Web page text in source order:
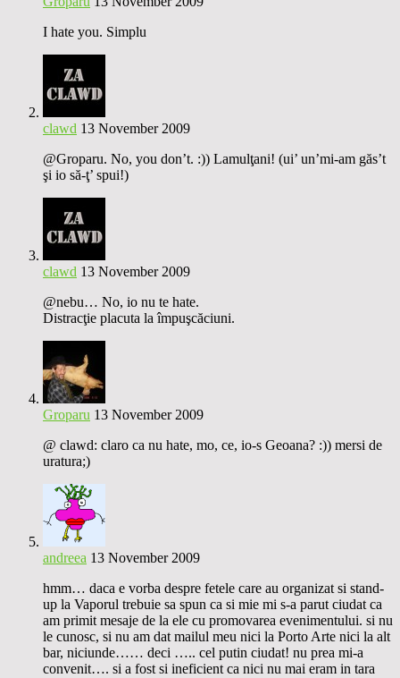
I hate you. Simplu
clawd 13 November 2009
@Groparu. No, you don’t. :)) Lamulţani! (ui’ un’mi-am găs’t
şi io să-ţ’ spui!)
clawd 13 November 2009
@nebu… No, io nu te hate.
Distracţie placuta la împuşcăciuni.
Groparu 13 November 2009
@ clawd: claro ca nu hate, mo, ce, io-s Geoana? :)) mersi de
uratura;)
andreea 13 November 2009
hmm… daca e vorba despre fetele care au organizat si stand-
up la Vaporul trebuie sa spun ca si mie mi s-a parut ciudat ca
am primit mesaje de la ele cu promovarea evenimentului. si nu
le cunosc, si nu am dat mailul meu nici la Porto Arte nici la alt
bar, niciunde…… deci ….. cel putin ciudat! nu prea mi-a
convenit…. si a fost si ineficient ca nici nu mai eram in tara